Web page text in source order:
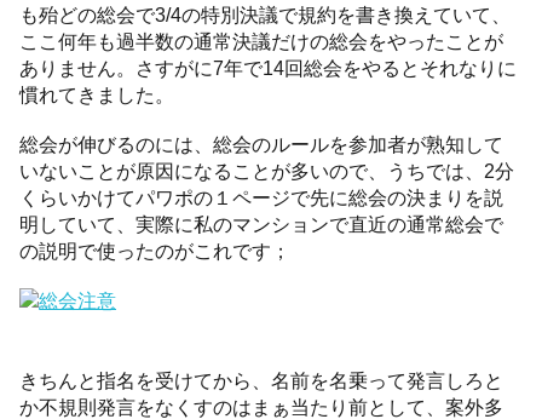
も殆どの総会で3/4の特別決議で規約を書き換えていて、
ここ何年も過半数の通常決議だけの総会をやったことが
ありません。さすがに7年で14回総会をやるとそれなりに
慣れてきました。
総会が伸びるのには、総会のルールを参加者が熟知して
いないことが原因になることが多いので、うちでは、2分
くらいかけてパワポの１ページで先に総会の決まりを説
明していて、実際に私のマンションで直近の通常総会で
の説明で使ったのがこれです；
きちんと指名を受けてから、名前を名乗って発言しろと
か不規則発言をなくすのはまぁ当たり前として、案外多